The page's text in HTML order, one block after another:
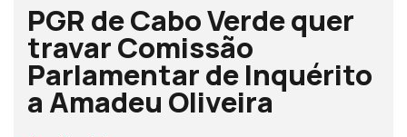
PGR de Cabo Verde quer
travar Comissão
Parlamentar de Inquérito
a Amadeu Oliveira